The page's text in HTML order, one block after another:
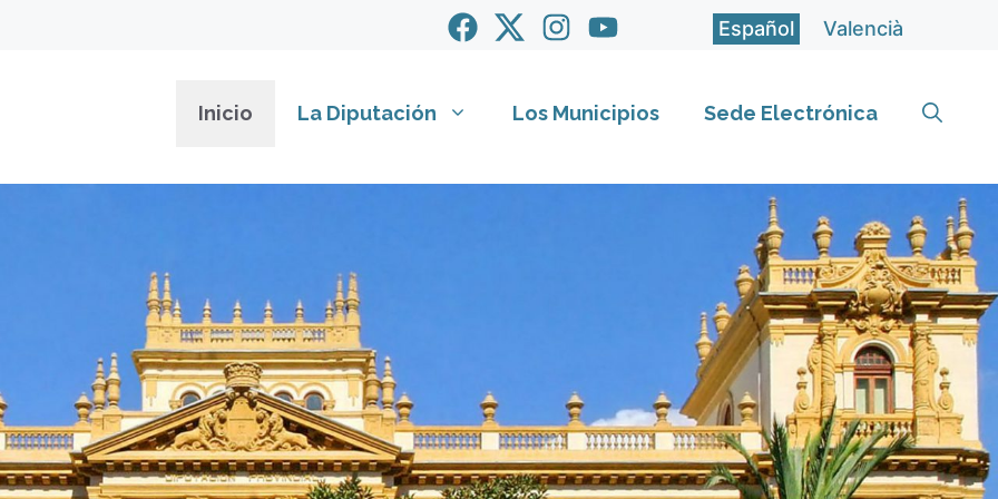
Español Valencià
Inicio La Diputación Los Municipios Sede Electrónica